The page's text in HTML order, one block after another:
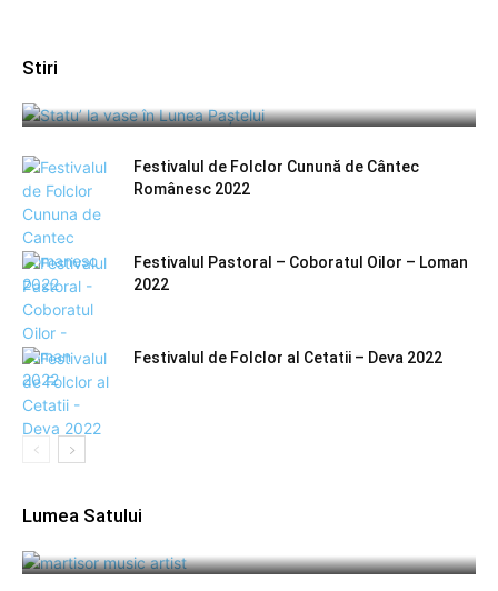
Stiri
Festivalul de Folclor Cunună de Cântec
Românesc 2022
Festivalul Pastoral – Coboratul Oilor – Loman
2022
Festivalul de Folclor al Cetatii – Deva 2022
Lumea Satului